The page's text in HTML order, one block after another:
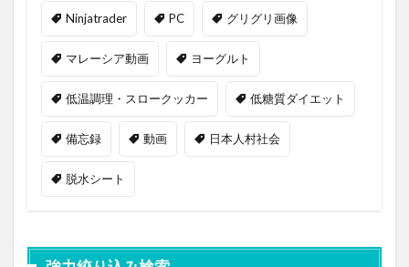
Ninjatrader PC グリグリ画像
マレーシア動画 ヨーグルト
低温調理・スロークッカー 低糖質ダイエット
備忘録 動画 日本人村社会
脱水シート